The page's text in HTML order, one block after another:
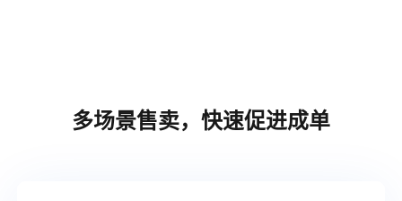
多场景售卖，快速促进成单